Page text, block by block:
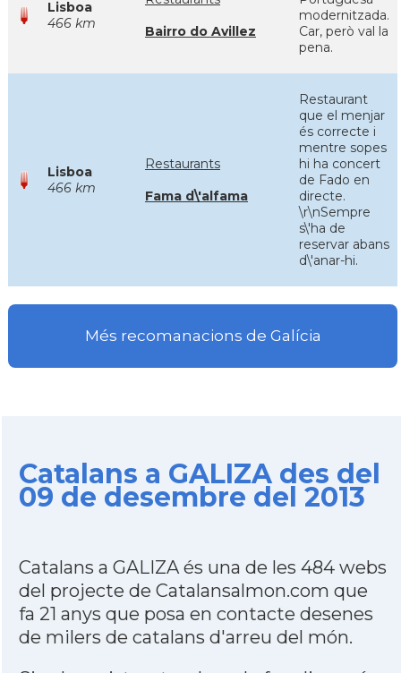
Lisboa
466 km
Bairro do Avillez
modernitzada.
Car, però val la
pena.
Lisboa
466 km
Restaurants
Fama d\'alfama
Restaurant
que el menjar
és correcte i
mentre sopes
hi ha concert
de Fado en
directe.
\r\nSempre
s\'ha de
reservar abans
d\'anar-hi.
Més recomanacions de Galícia
Catalans a GALIZA des del
09 de desembre del 2013
Catalans a GALIZA és una de les 484 webs
del projecte de Catalansalmon.com que
fa 21 anys que posa en contacte desenes
de milers de catalans d'arreu del món.